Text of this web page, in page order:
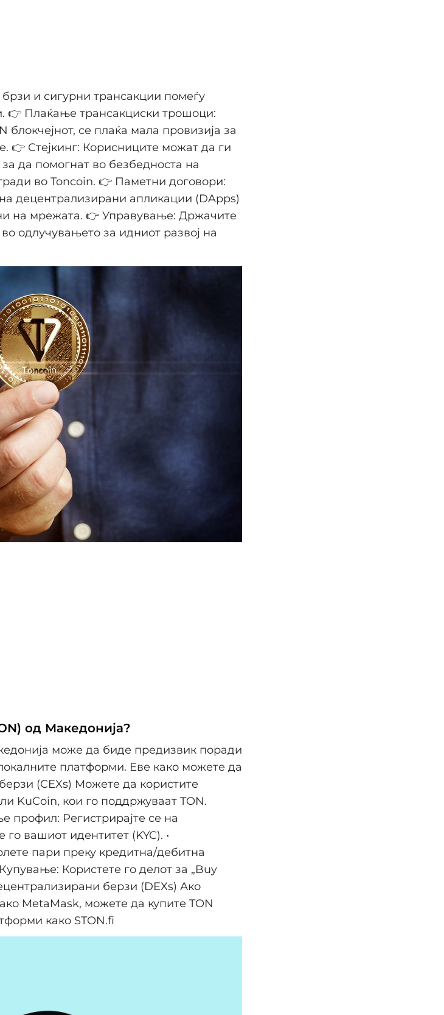
и сигурни трансакции помеѓу
👉 Плаќање трансакциски трошоци:
блокчејнот, се плаќа мала провизија за
👉 Стејкинг: Корисниците можат да ги
за да помогнат во безбедноста на
во Toncoin. 👉 Паметни договори:
децентрализирани апликации (DApps)
на мрежата. 👉 Управување: Држачите
одлучувањето за идниот развој на
од Македонија?
може да биде предизвик поради
платформи. Еве како можете да
(CEXs) Можете да користите
KuCoin, кои го поддржуваат TON.
профил: Регистрирајте се на
вашиот идентитет (KYC). •
пари преку кредитна/дебитна
Користете го делот за „Buy
берзи (DEXs) Ако
MetaMask, можете да купите TON
како STON.fi